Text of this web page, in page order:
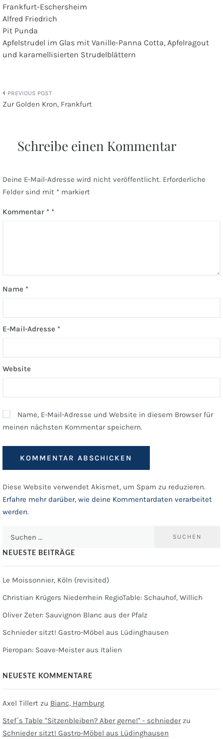
Frankfurt-Eschersheim
Alfred Friedrich
Pit Punda
Apfelstrudel im Glas mit Vanille-Panna Cotta, Apfelragout
und karamellisierten Strudelblättern
Beitragsnavigation
Zur Golden Kron, Frankfurt
Schreibe einen Kommentar
Deine E-Mail-Adresse wird nicht veröffentlicht. Erforderliche
Felder sind mit * markiert
Kommentar *
Name *
E-Mail-Adresse *
Website
Name, E-Mail-Adresse und Website in diesem Browser für
meinen nächsten Kommentar speichern.
Diese Website verwendet Akismet, um Spam zu reduzieren.
Erfahre mehr darüber, wie deine Kommentardaten verarbeitet
werden.
NEUESTE BEITRÄGE
Le Moissonnier, Köln (revisited)
Christian Krügers Niederrhein RegioTable: Schauhof, Willich
Oliver Zeter: Sauvignon Blanc aus der Pfalz
Schnieder sitzt! Gastro-Möbel aus Lüdinghausen
Pieropan: Soave-Meister aus Italien
NEUESTE KOMMENTARE
Axel Tillert zu Bianc, Hamburg
Stef´s Table "Sitzenbleiben? Aber gerne!" - schniederzu
Schnieder sitzt! Gastro-Möbel aus Lüdinghausen